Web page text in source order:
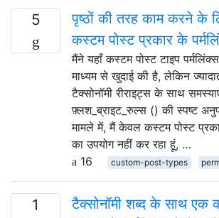
5
पृष्ठों की तरह काम करने के
कस्टम पोस्ट प्रकार के
मैंने यहाँ कस्टम पोस्ट टाइप
माध्यम से खुदाई की है, लेकिन
टैक्सोनॉमी रीराइट्स के साथ
फ़्लश_ब्राइट_रुल्स () की स्पष्ट
मामले में, मैं केवल कस्टम पोस्ट
का उपयोग नहीं कर रहा हूं, …
16
custom-post-types
1
टैक्सोनॉमी शब्द के साथ एक